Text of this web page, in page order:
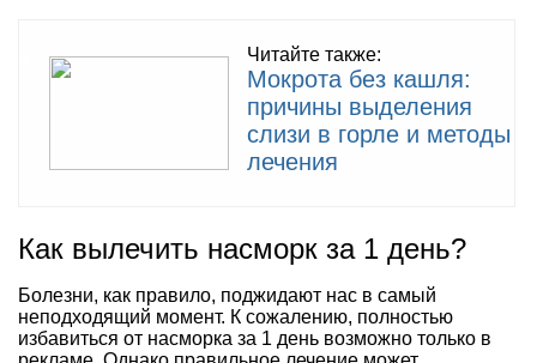
Читайте также:
Мокрота без кашля:
причины выделения
слизи в горле и методы
лечения
Как вылечить насморк за 1 день?
Болезни, как правило, поджидают нас в самый
неподходящий момент. К сожалению, полностью
избавиться от насморка за 1 день возможно только в